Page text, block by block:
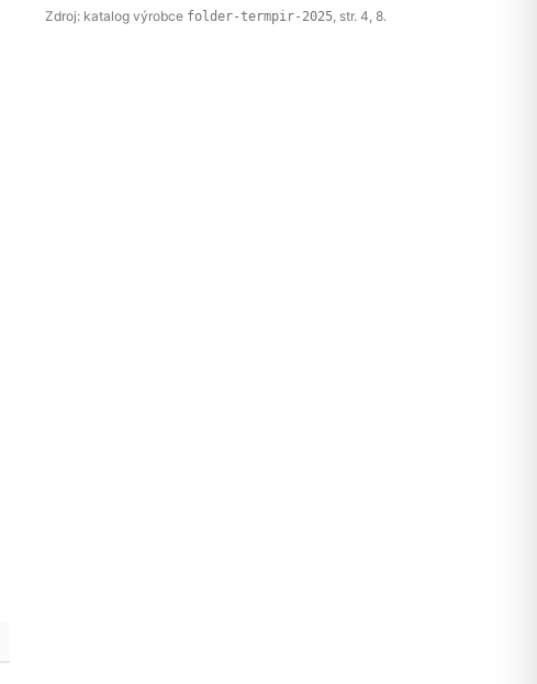
Zdroj: katalog výrobce folder-termpir-2025, str. 4, 8.